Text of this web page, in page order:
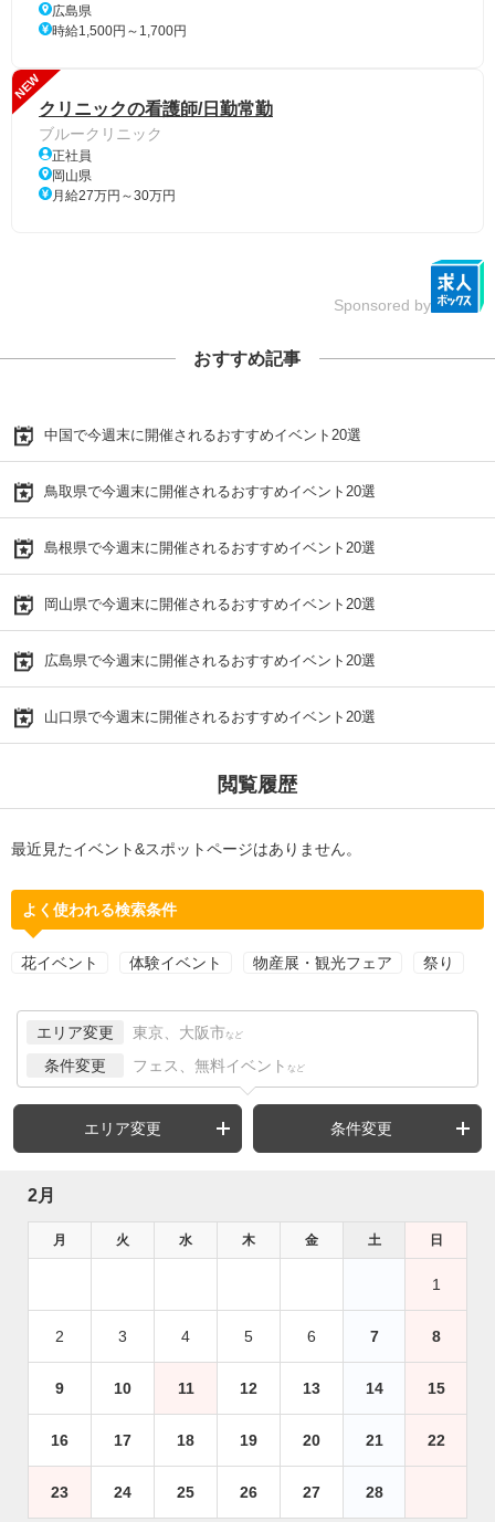
広島県
時給1,500円～1,700円
NEW
クリニックの看護師/日勤常勤
ブルークリニック
正社員
岡山県
月給27万円～30万円
Sponsored by
おすすめ記事
中国で今週末に開催されるおすすめイベント20選
鳥取県で今週末に開催されるおすすめイベント20選
島根県で今週末に開催されるおすすめイベント20選
岡山県で今週末に開催されるおすすめイベント20選
広島県で今週末に開催されるおすすめイベント20選
山口県で今週末に開催されるおすすめイベント20選
閲覧履歴
最近見たイベント&スポットページはありません。
よく使われる検索条件
花イベント 体験イベント 物産展・観光フェア 祭り
エリア変更 東京、大阪市 など
条件変更 フェス、無料イベント など
エリア変更 条件変更
2月
月 火 水 木 金 土 日
1
2 3 4 5 6 7 8
9 10 11 12 13 14 15
16 17 18 19 20 21 22
23 24 25 26 27 28